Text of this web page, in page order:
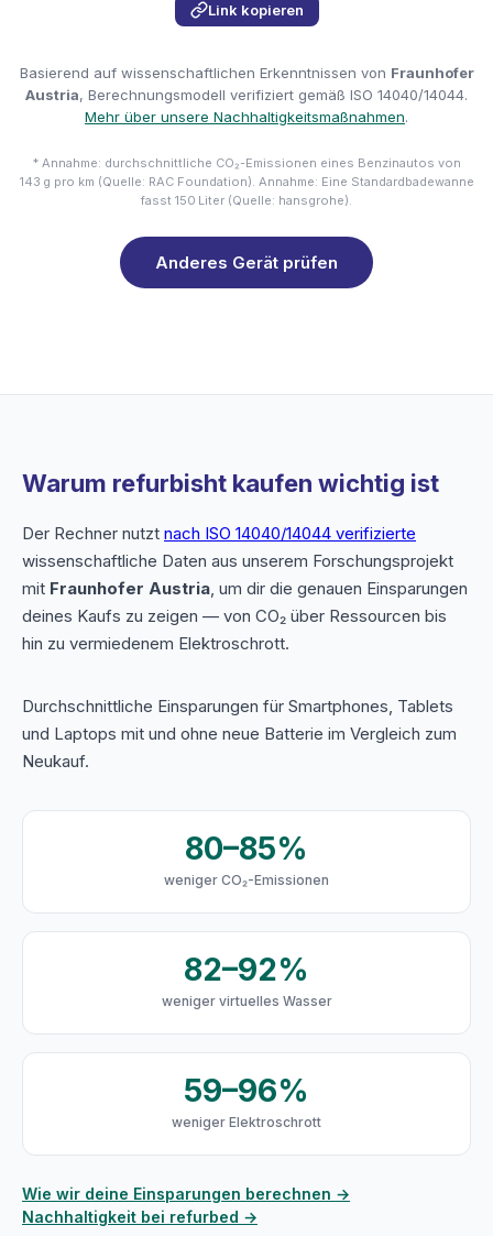
Link kopieren
Basierend auf wissenschaftlichen Erkenntnissen von Fraunhofer
Austria, Berechnungsmodell verifiziert gemäß ISO 14040/14044.
Mehr über unsere Nachhaltigkeitsmaßnahmen.
* Annahme: durchschnittliche CO₂-Emissionen eines Benzinautos von
143 g pro km (Quelle: RAC Foundation). Annahme: Eine Standardbadewanne
fasst 150 Liter (Quelle: hansgrohe).
Anderes Gerät prüfen
Warum refurbisht kaufen wichtig ist
Der Rechner nutzt nach ISO 14040/14044 verifizierte
wissenschaftliche Daten aus unserem Forschungsprojekt
mit Fraunhofer Austria, um dir die genauen Einsparungen
deines Kaufs zu zeigen — von CO₂ über Ressourcen bis
hin zu vermiedenem Elektroschrott.
Durchschnittliche Einsparungen für Smartphones, Tablets
und Laptops mit und ohne neue Batterie im Vergleich zum
Neukauf.
80–85%
weniger CO₂-Emissionen
82–92%
weniger virtuelles Wasser
59–96%
weniger Elektroschrott
Wie wir deine Einsparungen berechnen →
Nachhaltigkeit bei refurbed →